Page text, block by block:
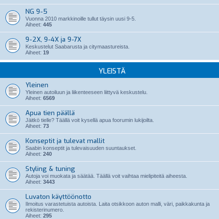
NG 9-5
Vuonna 2010 markkinoille tullut täysin uusi 9-5.
Aiheet: 445
9-2X, 9-4X ja 9-7X
Keskustelut Saabarusta ja citymaastureista.
Aiheet: 19
YLEISTÄ
Yleinen
Yleinen autoiluun ja liikenteeseen liittyvä keskustelu.
Aiheet: 6569
Apua tien päällä
Jäitkö tielle? Täällä voit kysellä apua foorumin lukijoilta.
Aiheet: 73
Konseptit ja tulevat mallit
Saabin konseptit ja tulevaisuuden suuntaukset.
Aiheet: 240
Styling & tuning
Autoja voi muokata ja säätää. Täällä voit vaihtaa mielipiteitä aiheesta.
Aiheet: 3443
Luvaton käyttöönotto
Ilmoitus varastetuista autoista. Laita otsikkoon auton malli, väri, paikkakunta ja
rekisterinumero.
Aiheet: 295